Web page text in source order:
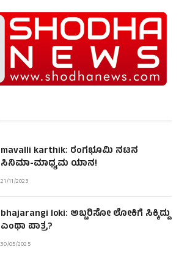
mavalli karthik: ರಂಗಭೂಮಿ ನಟನ
ಸಿನಿಮಾ-ಮಾಧ್ಯಮ ಯಾನ!
21/11/2023
bhajarangi loki: ಅಬ್ಬರಿಸೋ ಲೋಕಿಗೆ ಸಿಕ್ಕಿದ್ದು
ಎಂಥಾ ಪಾತ್ರ?
30/05/2025